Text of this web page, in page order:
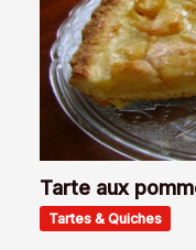
Tarte aux
Tartes & Quiches